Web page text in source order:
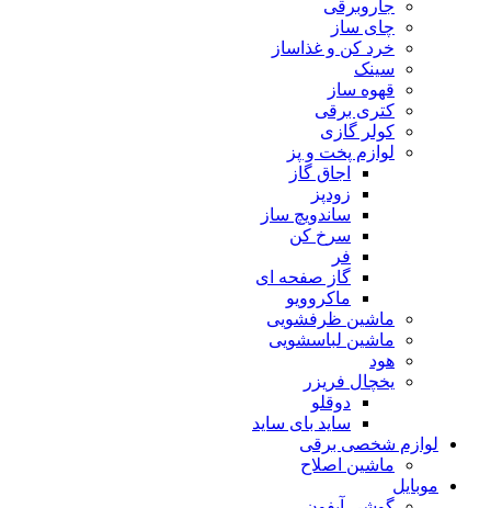
جاروبرقی
چای ساز
خرد کن و غذاساز
سینک
قهوه ساز
کتری برقی
کولر گازی
لوازم پخت و پز
اجاق گاز
زودپز
ساندویچ ساز
سرخ کن
فر
گاز صفحه ای
ماکروویو
ماشین ظرفشویی
ماشین لباسشویی
هود
یخچال فریزر
دوقلو
ساید بای ساید
لوازم شخصی برقی
ماشین اصلاح
موبایل